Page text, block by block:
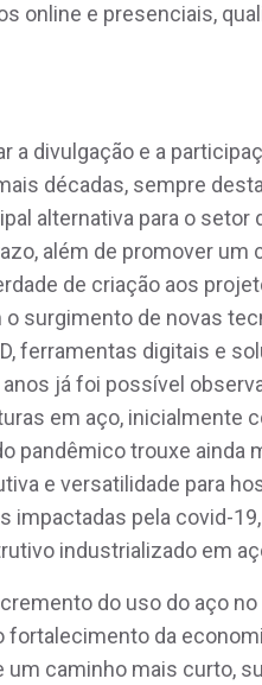
online e presenciais,
a divulgação e a
décadas, sempre
alternativa para o setor
além de promover
de criação aos
surgimento de novas
ferramentas digitais e
já foi possível
em aço, inicialmente
pandêmico trouxe ainda
e versatilidade para
impactadas pela covid-
industrializado em
do uso do aço
fortalecimento da
caminho mais curto,